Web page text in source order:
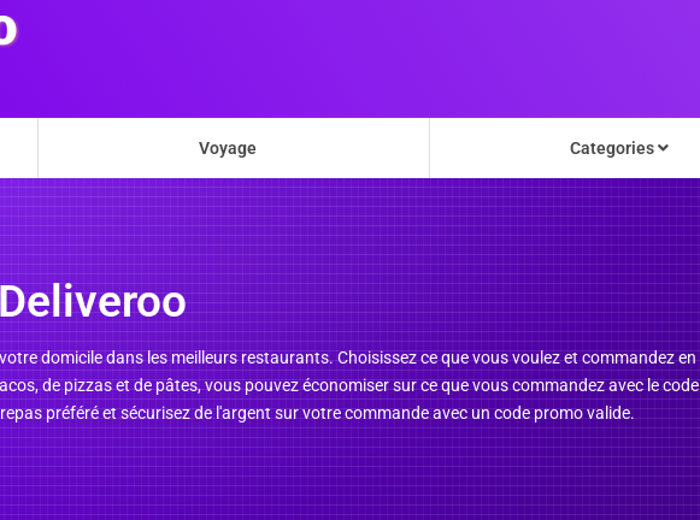
Voyage Categories
domicile dans les meilleurs restaurants. Choisissez ce que vous voulez et commandez
de pizzas et de pâtes, vous pouvez économiser sur ce que vous commandez avec le
préféré et sécurisez de l'argent sur votre commande avec un code promo valide.